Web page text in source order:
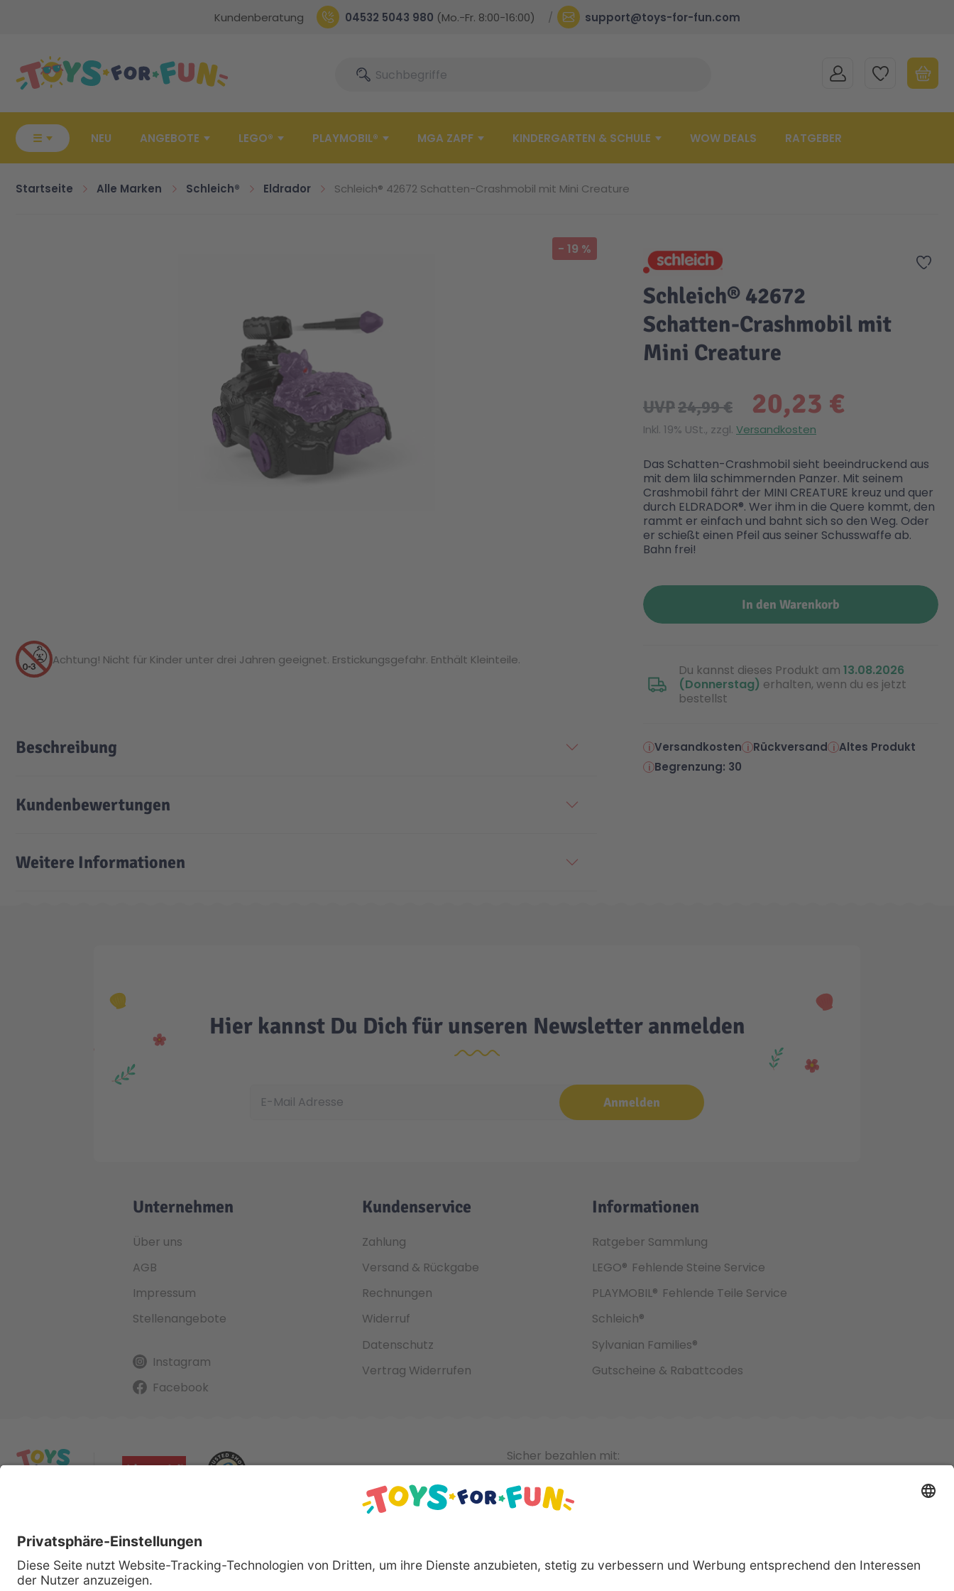
Kundenberatung 04532 5043 980 (Mo.-Fr. 8:00-16:00) support@toys-for-fun.com
SucheSuche MEIN KONTOMEINE WUNSCHLISTE
☰ NEU ANGEBOTE LEGO® PLAYMOBIL® MGA ZAPF KINDERGARTEN & SCHULE WOW DEALS RATGEBER
Startseite Alle Marken Schleich® Eldrador Schleich® 42672 Schatten-Crashmobil mit Mini Creature
- 19 %
Zur
Schleich® 42672
Schatten-Crashmobil mit
Mini Creature
20,23 €
UVP24,99 €
Inkl. 19% USt., zzgl. Versandkosten
Das Schatten-Crashmobil sieht beeindruckend aus
mit dem lila schimmernden Panzer. Mit seinem
Crashmobil fährt der MINI CREATURE kreuz und quer
durch ELDRADOR®. Wer ihm in die Quere kommt, den
rammt er einfach und bahnt sich so den Weg. Oder
er schießt einen Pfeil aus seiner Schusswaffe ab.
Bahn frei!
In den Warenkorb
Du kannst dieses Produkt am 13.08.2026
(Donnerstag) erhalten, wenn du es jetzt
bestellst
Versandkosten Rückversand
Altes Produkt
Begrenzung: 30
Achtung! Nicht für Kinder unter drei Jahren geeignet. Erstickungsgefahr. Enthält Kleinteile.
Beschreibung
Kundenbewertungen
Weitere Informationen
Hier kannst Du Dich für unseren Newsletter anmelden
Anmelden
Unternehmen
Über uns
AGB
Impressum
Stellenangebote
Instagram
Facebook
Kundenservice
Zahlung
Versand & Rückgabe
Rechnungen
Widerruf
Datenschutz
Vertrag Widerrufen
Informationen
Ratgeber Sammlung
LEGO® Fehlende Steine Service
PLAYMOBIL® Fehlende Teile Service
Schleich®
Sylvanian Families®
Gutscheine & Rabattcodes
Sicher bezahlen mit: